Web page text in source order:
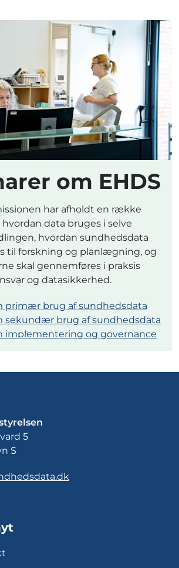
om EHDS
har afholdt en række
data bruges i selve
hvordan sundhedsdata
til forskning og planlægning, og
skal gennemføres i praksis
og datasikkerhed.
primær brug af sundhedsdata
sekundær brug af sundhedsdata
implementering og governance
5
S